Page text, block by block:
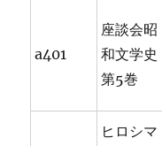
a401
座談会昭
和文学史
第5巻
ヒロシマ